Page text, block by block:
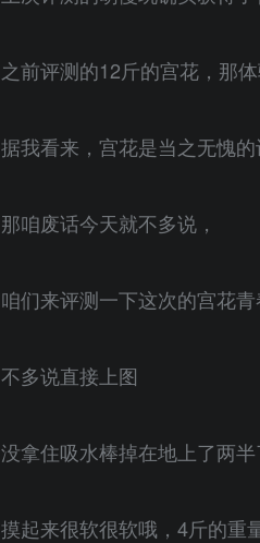
之前评测的12斤的宫花，那
据我看来，宫花是当之无愧的
那咱废话今天就不多说，
咱们来评测一下这次的宫花青
不多说直接上图
没拿住吸水棒掉在地上了两半
摸起来很软很软哦，4斤的重